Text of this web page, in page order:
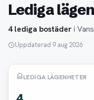
Lediga
4 lediga bostäderi
Uppdaterad 9 aug 2026
LEDIGA LÄGENHETER